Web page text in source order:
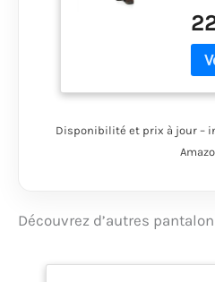
Disponibilité et prix à jour –
Découvrez d’autres